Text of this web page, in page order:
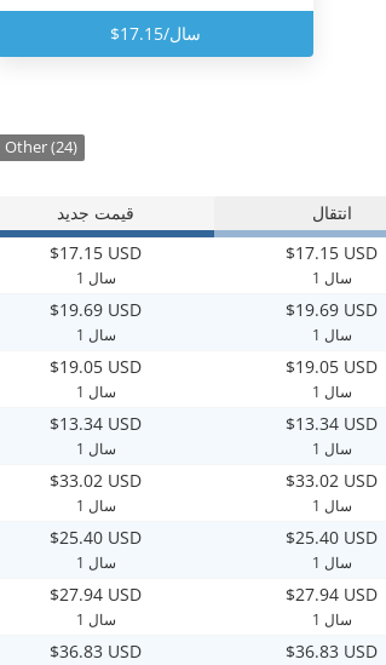
$17.15/سال
Other (24)
قیمت جدید انتقال
$17.15 USD
1 سال
$17.15 USD
1 سال
$19.69 USD
1 سال
$19.69 USD
1 سال
$19.05 USD
1 سال
$19.05 USD
1 سال
$13.34 USD
1 سال
$13.34 USD
1 سال
$33.02 USD
1 سال
$33.02 USD
1 سال
$25.40 USD
1 سال
$25.40 USD
1 سال
$27.94 USD
1 سال
$27.94 USD
1 سال
$36.83 USD $36.83 USD